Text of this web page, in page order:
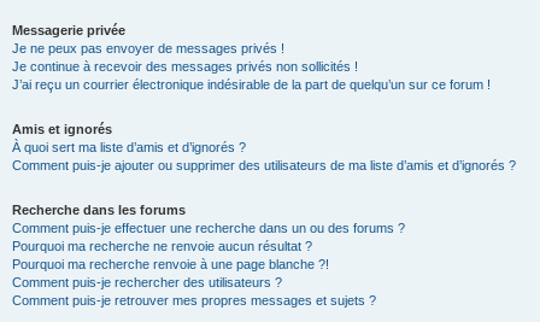
Messagerie privée
Je ne peux pas envoyer de messages privés !
Je continue à recevoir des messages privés non sollicités !
J’ai reçu un courrier électronique indésirable de la part de quelqu’un sur ce forum !
Amis et ignorés
À quoi sert ma liste d’amis et d’ignorés ?
Comment puis-je ajouter ou supprimer des utilisateurs de ma liste d’amis et d’ignorés ?
Recherche dans les forums
Comment puis-je effectuer une recherche dans un ou des forums ?
Pourquoi ma recherche ne renvoie aucun résultat ?
Pourquoi ma recherche renvoie à une page blanche ?!
Comment puis-je rechercher des utilisateurs ?
Comment puis-je retrouver mes propres messages et sujets ?